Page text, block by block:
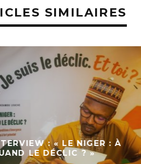
SIMILAIRES
: « LE NIGER : À
LE DÉCLIC ? »